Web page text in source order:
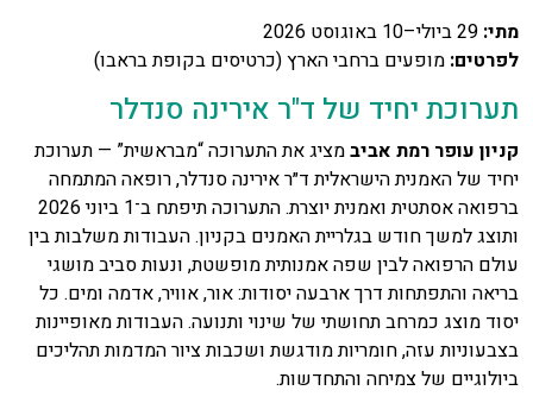
מתי:
לפרטים: מופעים ברחבי הארץ (כרטיסים בקופת בראבו)
תערוכת יחיד של ד"ר אירינה סנדלר
קניון עופר רמת אביבמציג את התערוכה “מבראשית” — תערוכת
יחיד של האמנית הישראלית ד״ר אירינה סנדלר, רופאה המתמחה
ברפואה אסתטית ואמנית יוצרת. התערוכה תיפתח ב־1 ביוני 2026
ותוצג למשך חודש בגלריית האמנים בקניון. העבודות משלבות בין
עולם הרפואה לבין שפה אמנותית מופשטת, ונעות סביב מושגי
בריאה והתפתחות דרך ארבעה יסודות: אור, אוויר, אדמה ומים. כל
יסוד מוצג כמרחב תחושתי של שינוי ותנועה. העבודות מאופיינות
בצבעוניות עזה, חומריות מודגשת ושכבות ציור המדמות תהליכים
ביולוגיים של צמיחה והתחדשות.